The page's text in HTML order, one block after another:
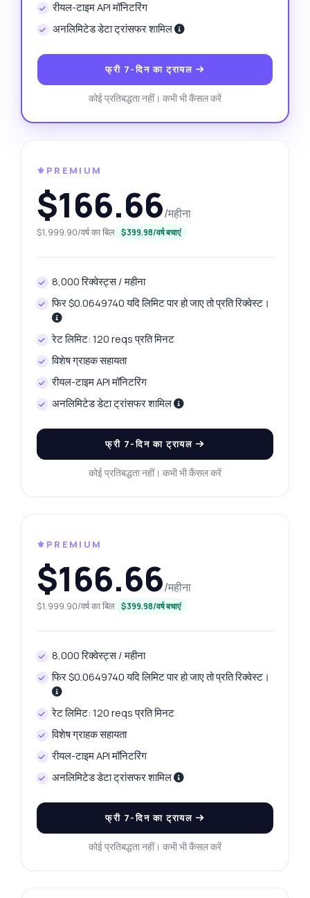
रीयल-टाइम API मॉनिटरिंग
अनलिमिटेड डेटा ट्रांसफर शामिल
फ्री 7-दिन का ट्रायल
कोई प्रतिबद्धता नहीं। कभी भी कैंसल करें
⚜️PREMIUM
$166.66/महीना
$1,999.90/वर्ष का बिल $399.98/वर्ष बचाएं
8,000 रिक्वेस्ट्स / महीना
फिर $0.0649740 यदि लिमिट पार हो जाए तो प्रति रिक्वेस्ट।
रेट लिमिट: 120 reqs प्रति मिनट
विशेष ग्राहक सहायता
रीयल-टाइम API मॉनिटरिंग
अनलिमिटेड डेटा ट्रांसफर शामिल
फ्री 7-दिन का ट्रायल
कोई प्रतिबद्धता नहीं। कभी भी कैंसल करें
⚜️PREMIUM
$166.66/महीना
$1,999.90/वर्ष का बिल $399.98/वर्ष बचाएं
8,000 रिक्वेस्ट्स / महीना
फिर $0.0649740 यदि लिमिट पार हो जाए तो प्रति रिक्वेस्ट।
रेट लिमिट: 120 reqs प्रति मिनट
विशेष ग्राहक सहायता
रीयल-टाइम API मॉनिटरिंग
अनलिमिटेड डेटा ट्रांसफर शामिल
फ्री 7-दिन का ट्रायल
कोई प्रतिबद्धता नहीं। कभी भी कैंसल करें